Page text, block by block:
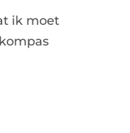
ik moet